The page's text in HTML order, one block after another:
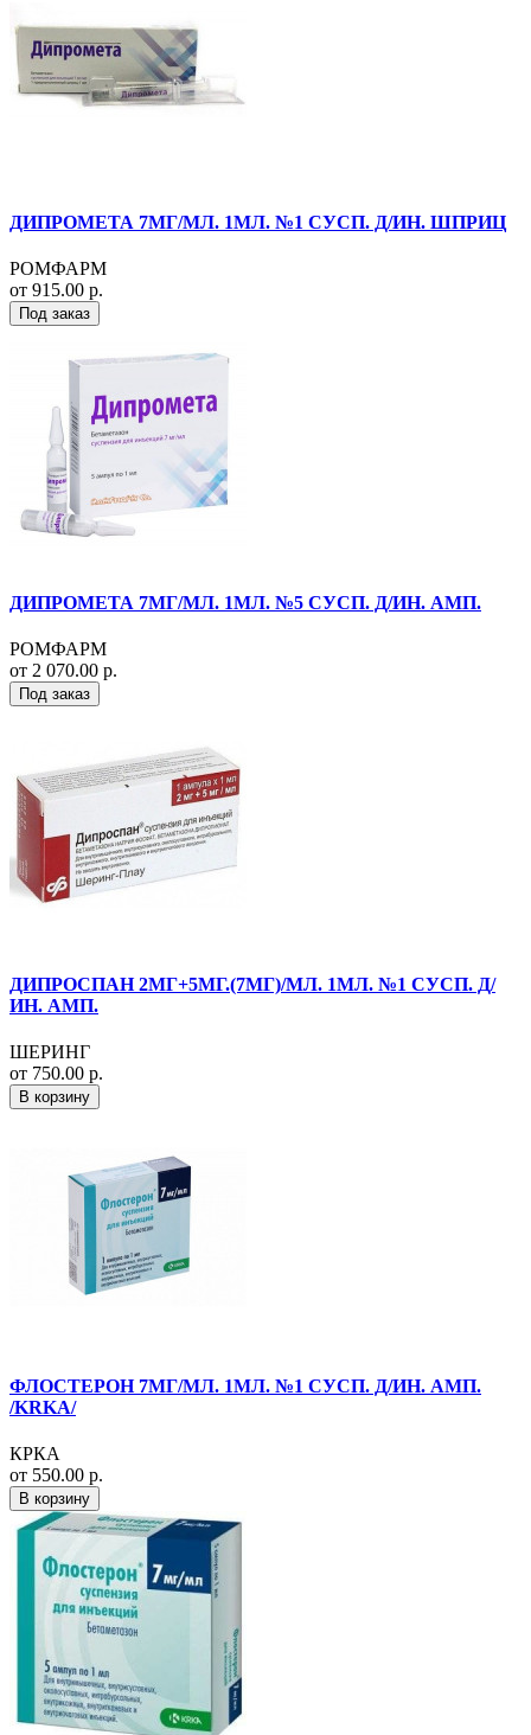
ДИПРОМЕТА 7МГ/МЛ. 1МЛ. №1 СУСП. Д/ИН. ШПРИЦ
РОМФАРМ
от 915.00 р.
Под заказ
ДИПРОМЕТА 7МГ/МЛ. 1МЛ. №5 СУСП. Д/ИН. АМП.
РОМФАРМ
от 2 070.00 р.
Под заказ
ДИПРОСПАН 2МГ+5МГ.(7МГ)/МЛ. 1МЛ. №1 СУСП. Д/
ИН. АМП.
ШЕРИНГ
от 750.00 р.
В корзину
ФЛОСТЕРОН 7МГ/МЛ. 1МЛ. №1 СУСП. Д/ИН. АМП.
/KRKA/
КРКА
от 550.00 р.
В корзину